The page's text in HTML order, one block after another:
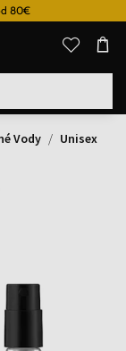
80€
Vody Unisex